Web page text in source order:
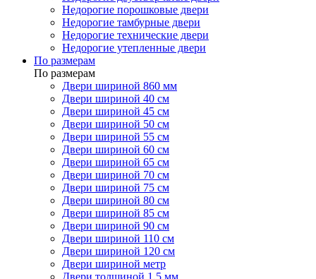
Недорогие порошковые двери
Недорогие тамбурные двери
Недорогие технические двери
Недорогие утепленные двери
По размерам
По размерам
Двери шириной 860 мм
Двери шириной 40 см
Двери шириной 45 см
Двери шириной 50 см
Двери шириной 55 см
Двери шириной 60 см
Двери шириной 65 см
Двери шириной 70 см
Двери шириной 75 см
Двери шириной 80 см
Двери шириной 85 см
Двери шириной 90 см
Двери шириной 110 см
Двери шириной 120 см
Двери шириной метр